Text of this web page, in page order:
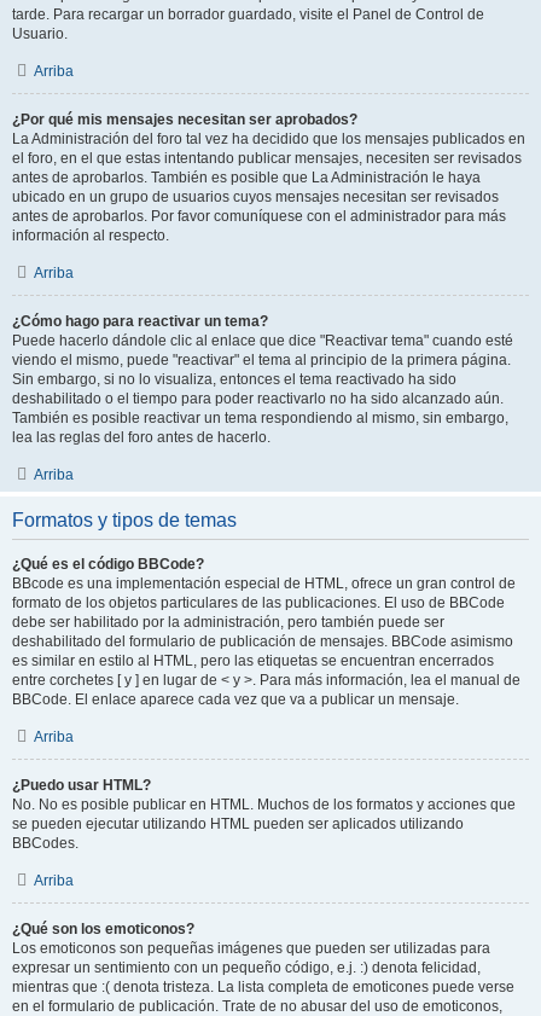
tarde. Para recargar un borrador guardado, visite el Panel de Control de
Usuario.
Arriba
¿Por qué mis mensajes necesitan ser aprobados?
La Administración del foro tal vez ha decidido que los mensajes publicados en
el foro, en el que estas intentando publicar mensajes, necesiten ser revisados
antes de aprobarlos. También es posible que La Administración le haya
ubicado en un grupo de usuarios cuyos mensajes necesitan ser revisados
antes de aprobarlos. Por favor comuníquese con el administrador para más
información al respecto.
Arriba
¿Cómo hago para reactivar un tema?
Puede hacerlo dándole clic al enlace que dice "Reactivar tema" cuando esté
viendo el mismo, puede "reactivar" el tema al principio de la primera página.
Sin embargo, si no lo visualiza, entonces el tema reactivado ha sido
deshabilitado o el tiempo para poder reactivarlo no ha sido alcanzado aún.
También es posible reactivar un tema respondiendo al mismo, sin embargo,
lea las reglas del foro antes de hacerlo.
Arriba
Formatos y tipos de temas
¿Qué es el código BBCode?
BBcode es una implementación especial de HTML, ofrece un gran control de
formato de los objetos particulares de las publicaciones. El uso de BBCode
debe ser habilitado por la administración, pero también puede ser
deshabilitado del formulario de publicación de mensajes. BBCode asimismo
es similar en estilo al HTML, pero las etiquetas se encuentran encerrados
entre corchetes [ y ] en lugar de < y >. Para más información, lea el manual de
BBCode. El enlace aparece cada vez que va a publicar un mensaje.
Arriba
¿Puedo usar HTML?
No. No es posible publicar en HTML. Muchos de los formatos y acciones que
se pueden ejecutar utilizando HTML pueden ser aplicados utilizando
BBCodes.
Arriba
¿Qué son los emoticonos?
Los emoticonos son pequeñas imágenes que pueden ser utilizadas para
expresar un sentimiento con un pequeño código, e.j. :) denota felicidad,
mientras que :( denota tristeza. La lista completa de emoticones puede verse
en el formulario de publicación. Trate de no abusar del uso de emoticonos,